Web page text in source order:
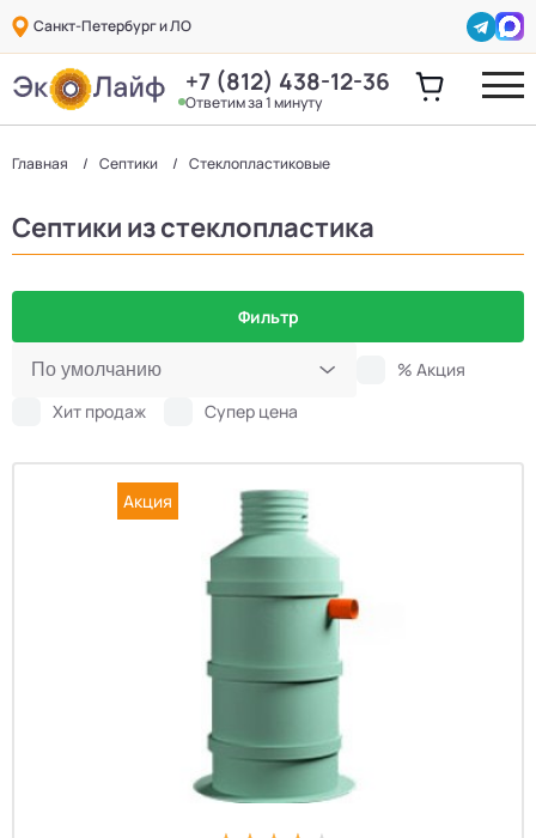
Санкт-Петербург и ЛО
+7 (812) 438-12-36
Ответим за 1 минуту
Главная Септики Стеклопластиковые
Септики из стеклопластика
Фильтр
% Акция
Хит продаж
Супер цена
Акция